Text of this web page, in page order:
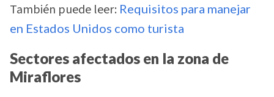
También puede leer: Requisitos para manejar
en Estados Unidos como turista
Sectores afectados en la zona de
Miraflores